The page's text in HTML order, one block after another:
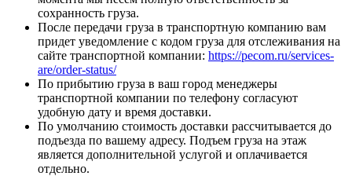
сохранность груза.
После передачи груза в транспортную компанию вам
придет уведомление с кодом груза для отслеживания на
сайте транспортной компании: https://pecom.ru/services-
are/order-status/
По прибытию груза в ваш город менеджеры
транспортной компании по телефону согласуют
удобную дату и время доставки.
По умолчанию стоимость доставки рассчитывается до
подъезда по вашему адресу. Подъем груза на этаж
является дополнительной услугой и оплачивается
отдельно.